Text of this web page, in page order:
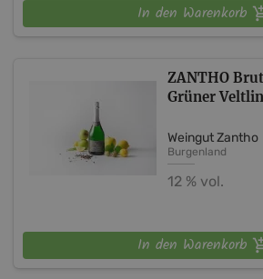
In den Warenkorb
ZANTHO
Grüner
Weingut Zantho
Burgenland
12 % vol.
In den Warenkorb